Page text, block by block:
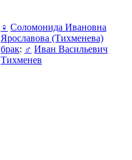
♀ Соломонида Ивановна
Ярославова (Тихменева)
брак: ♂ Иван Васильевич
Тихменев